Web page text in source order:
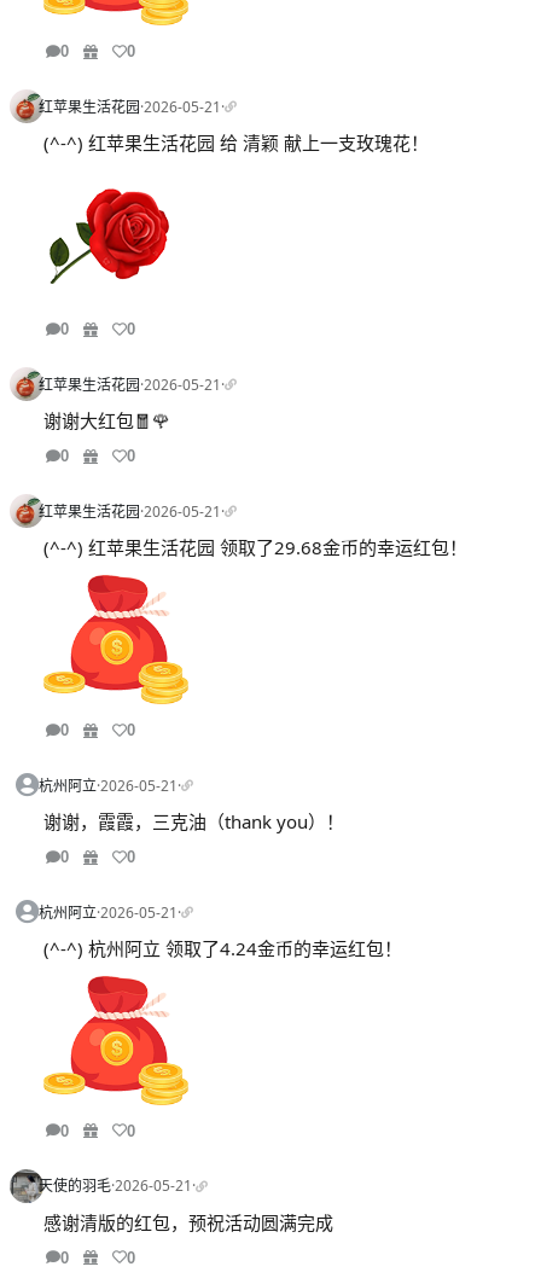
0 0
红苹果生活花园·2026-05-21·
(^-^) 红苹果生活花园 给 清颖 献上一支玫瑰花！
0 0
红苹果生活花园·2026-05-21·
谢谢大红包🧧🌹
0 0
红苹果生活花园·2026-05-21·
(^-^) 红苹果生活花园 领取了29.68金币的幸运红包！
0 0
杭州阿立·2026-05-21·
谢谢，霞霞，三克油（thank you）！
0 0
杭州阿立·2026-05-21·
(^-^) 杭州阿立 领取了4.24金币的幸运红包！
0 0
天使的羽毛·2026-05-21·
感谢清版的红包，预祝活动圆满完成
0 0